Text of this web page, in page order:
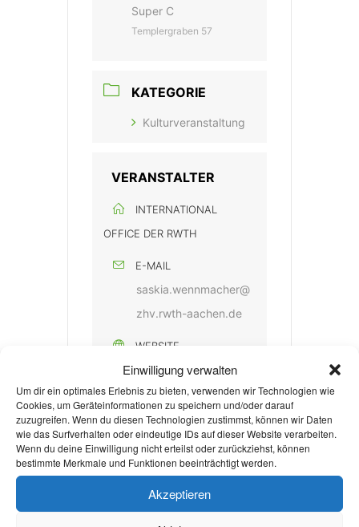
Einwilligung verwalten
Um dir ein optimales Erlebnis zu bieten, verwenden wir Technologien wie
Cookies, um Geräteinformationen zu speichern und/oder darauf
zuzugreifen. Wenn du diesen Technologien zustimmst, können wir Daten
wie das Surfverhalten oder eindeutige IDs auf dieser Website verarbeiten.
Wenn du deine Einwilligung nicht erteilst oder zurückziehst, können
bestimmte Merkmale und Funktionen beeinträchtigt werden.
Akzeptieren
Super C
Templergraben 57
KATEGORIE
Kulturveranstaltung
VERANSTALTER
INTERNATIONAL
OFFICE DER RWTH
E-MAIL
saskia.wennmacher@
zhv.rwth-aachen.de
WEBSITE
http://www.rwth-
aachen.de/engageme
nt
Mehr Infos